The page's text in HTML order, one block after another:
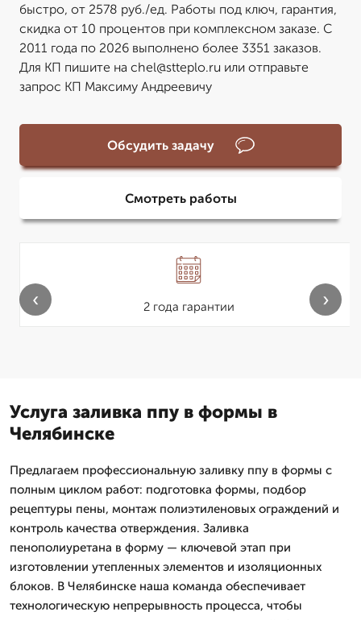
быстро, от 2578 руб./ед. Работы под ключ, гарантия,
скидка от 10 процентов при комплексном заказе. С
2011 года по 2026 выполнено более 3351 заказов.
Для КП пишите на chel@stteplo.ru или отправьте
запрос КП Максиму Андреевичу
Обсудить задачу
Смотреть работы
2 года гарантии
‹ ›
Услуга заливка ппу в формы в
Челябинске
Предлагаем профессиональную заливку ппу в формы с
полным циклом работ: подготовка формы, подбор
рецептуры пены, монтаж полиэтиленовых ограждений и
контроль качества отверждения. Заливка
пенополиуретана в форму — ключевой этап при
изготовлении утепленных элементов и изоляционных
блоков. В Челябинске наша команда обеспечивает
технологическую непрерывность процесса, чтобы